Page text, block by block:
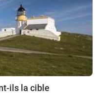
ils la cible